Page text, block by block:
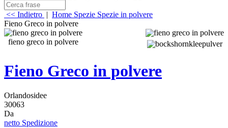
<< Indietro | Home Spezie Spezie in polvere
Fieno Greco in polvere
fieno greco in polvere
Fieno Greco in polvere
Orlandosidee
30063
Da
netto Spedizione